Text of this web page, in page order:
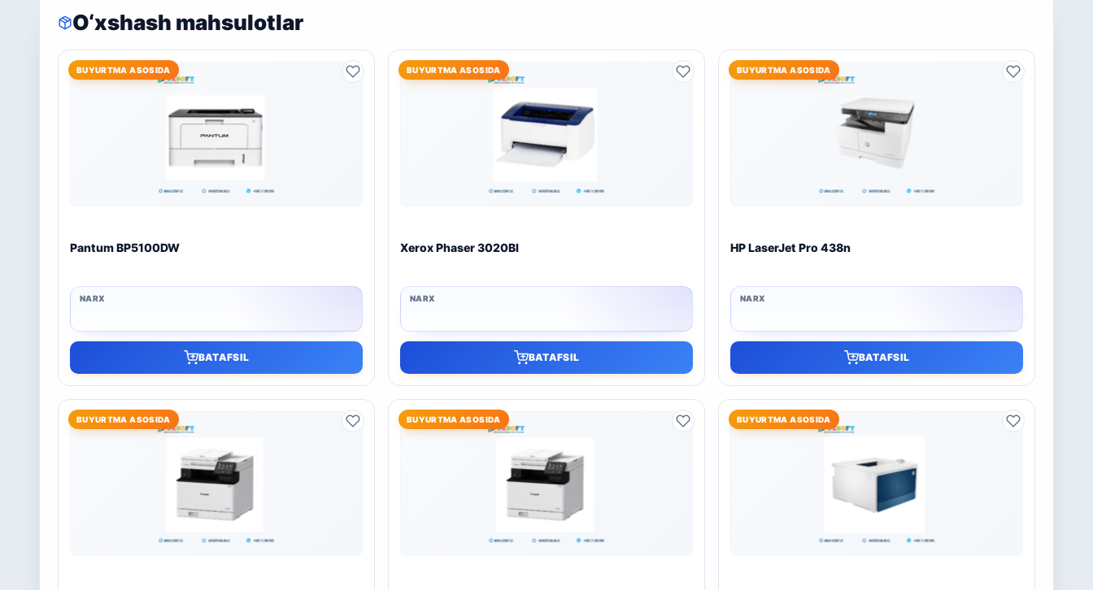
O‘xshash mahsulotlar
BUYURTMA ASOSIDA
Pantum BP5100DW
BATAFSIL
BUYURTMA ASOSIDA
Xerox Phaser 3020BI
BATAFSIL
BUYURTMA ASOSIDA
HP LaserJet Pro 438n
BATAFSIL
BUYURTMA ASOSIDA BUYURTMA ASOSIDA BUYURTMA ASOSIDA